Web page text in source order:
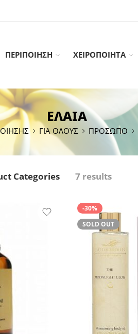
ΠΕΡΙΠΟΙΗΣΗ ΧΕΙΡΟΠΟΙΗΤΑ
ΕΛΑΙΑ
ΓΙΑ ΟΛΟΥΣ ΠΡΟΣΩΠΟ
Categories 7 results
-30%
SOLD OUT